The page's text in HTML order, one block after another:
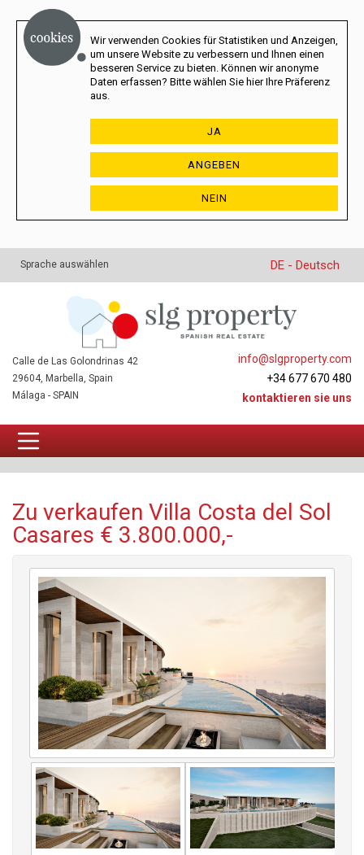
Wir verwenden Cookies für Statistiken und Anzeigen,
um unsere Website zu verbessern und Ihnen einen
besseren Service zu bieten. Können wir anonyme
Daten erfassen? Bitte wählen Sie hier Ihre Präferenz
aus.
JA
ANGEBEN
NEIN
Sprache auswählen DE - Deutsch
info@slgproperty.com
+34 677 670 480
kontaktieren sie uns
Calle de Las Golondrinas 42
29604, Marbella, Spain
Málaga - SPAIN
Zu verkaufen Villa Costa del Sol
Casares € 3.800.000,-